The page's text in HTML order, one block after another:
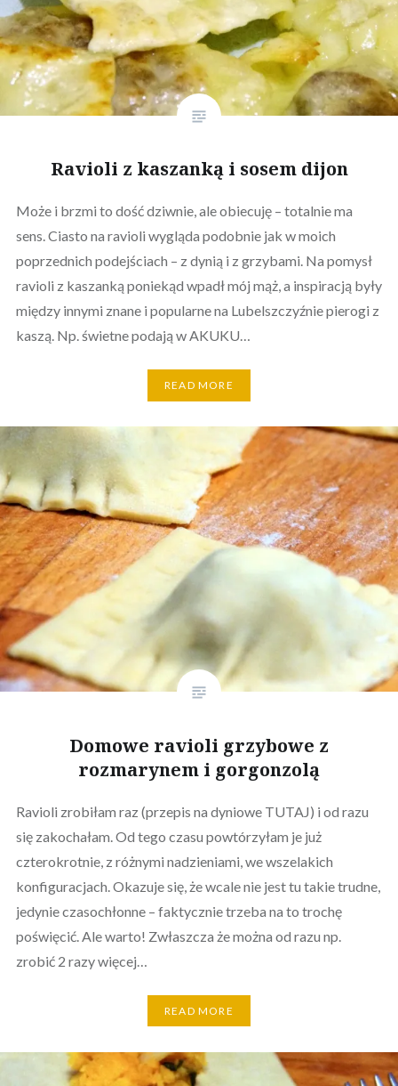
Ravioli z kaszanką i sosem dijon
Może i brzmi to dość dziwnie, ale obiecuję – totalnie ma
sens. Ciasto na ravioli wygląda podobnie jak w moich
poprzednich podejściach – z dynią i z grzybami. Na pomysł
ravioli z kaszanką poniekąd wpadł mój mąż, a inspiracją były
między innymi znane i popularne na Lubelszczyźnie pierogi z
kaszą. Np. świetne podają w AKUKU…
READ MORE
Domowe ravioli grzybowe z
rozmarynem i gorgonzolą
Ravioli zrobiłam raz (przepis na dyniowe TUTAJ) i od razu
się zakochałam. Od tego czasu powtórzyłam je już
czterokrotnie, z różnymi nadzieniami, we wszelakich
konfiguracjach. Okazuje się, że wcale nie jest tu takie trudne,
jedynie czasochłonne – faktycznie trzeba na to trochę
poświęcić. Ale warto! Zwłaszcza że można od razu np.
zrobić 2 razy więcej…
READ MORE